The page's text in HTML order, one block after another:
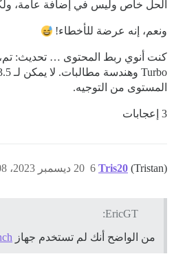
الحل خاص وليس في إضافة عامة،
ونعم، إنه عرضة للأخطاء!
المستوى من التوجيه.
3 إعجابات
Tris20 (Tristan) 20 ديسمبر 2023، 3:08م 6
EricGT:
من الواضح أنك لم تستخدم جهاز